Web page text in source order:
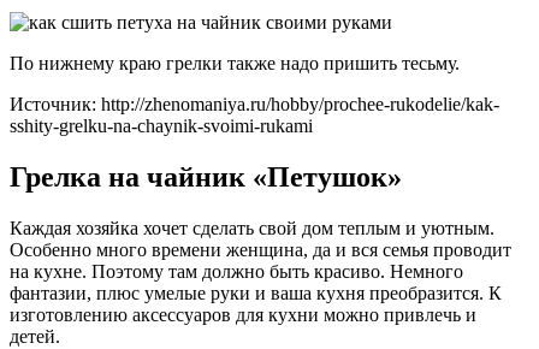
По нижнему краю грелки также надо пришить тесьму.
Источник: http://zhenomaniya.ru/hobby/prochee-rukodelie/kak-
sshity-grelku-na-chaynik-svoimi-rukami
Грелка на чайник «Петушок»
Каждая хозяйка хочет сделать свой дом теплым и уютным.
Особенно много времени женщина, да и вся семья проводит
на кухне. Поэтому там должно быть красиво. Немного
фантазии, плюс умелые руки и ваша кухня преобразится. К
изготовлению аксессуаров для кухни можно привлечь и
детей.